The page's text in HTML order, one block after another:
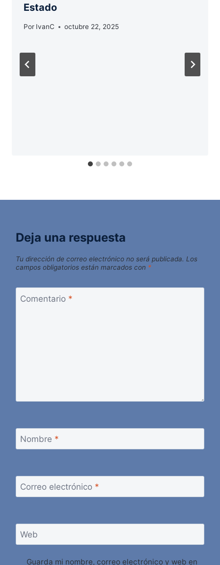
Estado
Por IvanC octubre 22, 2025
Deja una respuesta
Tu dirección de correo electrónico no será publicada. Los
campos obligatorios están marcados con *
Comentario *
Nombre *
Correo electrónico *
Web
Guarda mi nombre, correo electrónico y web en